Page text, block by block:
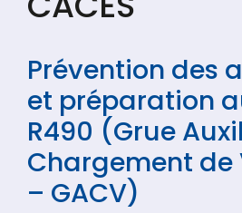
Prévention des
et préparation
R490 (Grue
Chargement de
– GACV)